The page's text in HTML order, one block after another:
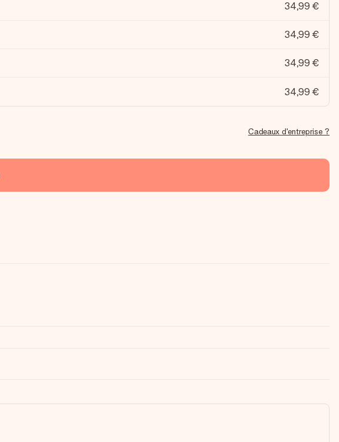
34,99 €
34,99 €
34,99 €
34,99 €
Cadeaux d'entreprise ?